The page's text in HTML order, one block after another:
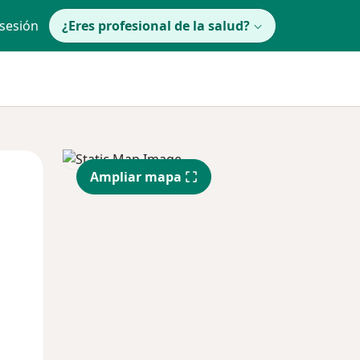
¿Eres profesional de la salud?
Jue
13 Ago
Vie
14 Ago
Ampliar mapa